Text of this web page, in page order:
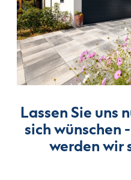
Lassen Sie uns
sich wünschen
werden wir